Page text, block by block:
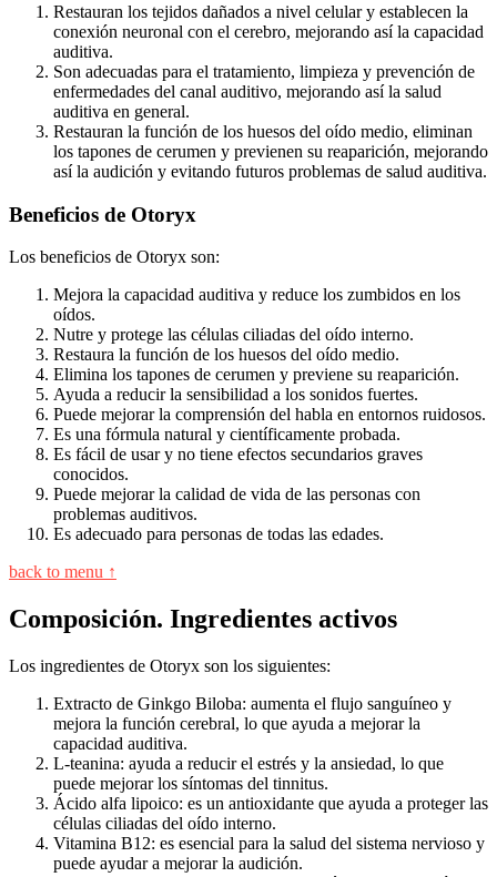
Restauran los tejidos dañados a nivel celular y establecen la
conexión neuronal con el cerebro, mejorando así la capacidad
auditiva.
Son adecuadas para el tratamiento, limpieza y prevención de
enfermedades del canal auditivo, mejorando así la salud
auditiva en general.
Restauran la función de los huesos del oído medio, eliminan
los tapones de cerumen y previenen su reaparición, mejorando
así la audición y evitando futuros problemas de salud auditiva.
Beneficios de Otoryx
Los beneficios de Otoryx son:
Mejora la capacidad auditiva y reduce los zumbidos en los
oídos.
Nutre y protege las células ciliadas del oído interno.
Restaura la función de los huesos del oído medio.
Elimina los tapones de cerumen y previene su reaparición.
Ayuda a reducir la sensibilidad a los sonidos fuertes.
Puede mejorar la comprensión del habla en entornos ruidosos.
Es una fórmula natural y científicamente probada.
Es fácil de usar y no tiene efectos secundarios graves
conocidos.
Puede mejorar la calidad de vida de las personas con
problemas auditivos.
Es adecuado para personas de todas las edades.
back to menu ↑
Composición. Ingredientes activos
Los ingredientes de Otoryx son los siguientes:
Extracto de Ginkgo Biloba: aumenta el flujo sanguíneo y
mejora la función cerebral, lo que ayuda a mejorar la
capacidad auditiva.
L-teanina: ayuda a reducir el estrés y la ansiedad, lo que
puede mejorar los síntomas del tinnitus.
Ácido alfa lipoico: es un antioxidante que ayuda a proteger las
células ciliadas del oído interno.
Vitamina B12: es esencial para la salud del sistema nervioso y
puede ayudar a mejorar la audición.